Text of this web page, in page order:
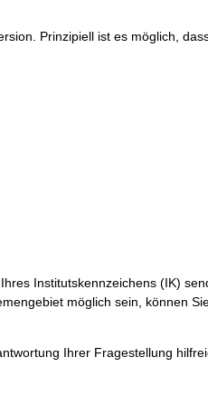
Prinzipiell ist es möglich,
Institutskennzeichens (IK)
möglich sein, können
Ihrer Fragestellung